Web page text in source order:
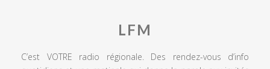
LFM
C’est VOTRE radio régionale. Des rendez-vous d’info